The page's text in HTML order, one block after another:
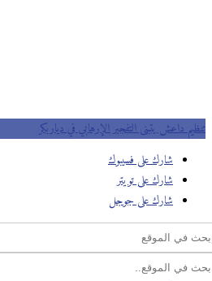
تنظيم داعش يتبنى التفجير الإرهابي في دياربكر
شارك على فسيبوك
شارك على تويتر
شارك على جوجل